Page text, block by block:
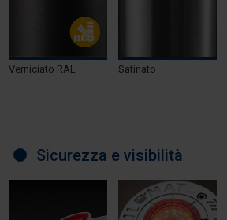
Verniciato RAL Satinato
Sicurezza e visibilità